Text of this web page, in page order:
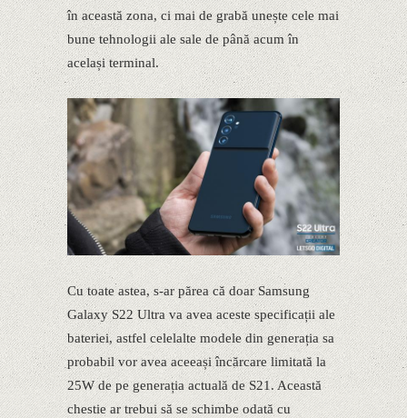
în această zona, ci mai de grabă unește cele mai
bune tehnologii ale sale de până acum în
același terminal.
Cu toate astea, s-ar părea că doar Samsung
Galaxy S22 Ultra va avea aceste specificații ale
bateriei, astfel celelalte modele din generația sa
probabil vor avea aceeași încărcare limitată la
25W de pe generația actuală de S21. Această
chestie ar trebui să se schimbe odată cu